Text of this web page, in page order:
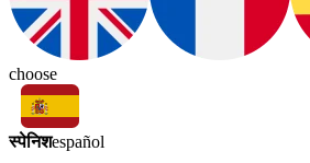
choose
स्पेनिशespañol